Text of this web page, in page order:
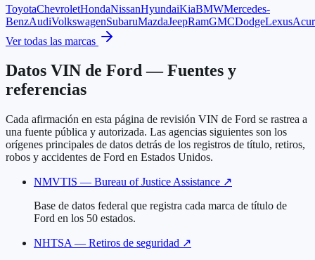
ToyotaChevroletHondaNissanHyundaiKiaBMWMercedes-
BenzAudiVolkswagenSubaruMazdaJeepRamGMCDodgeLexus
Ver todas las marcas
Datos VIN de Ford — Fuentes y
referencias
Cada afirmación en esta página de revisión VIN de Ford se rastrea a
una fuente pública y autorizada. Las agencias siguientes son los
orígenes principales de datos detrás de los registros de título, retiros,
robos y accidentes de Ford en Estados Unidos.
NMVTIS — Bureau of Justice Assistance ↗
Base de datos federal que registra cada marca de título de
Ford en los 50 estados.
NHTSA — Retiros de seguridad ↗